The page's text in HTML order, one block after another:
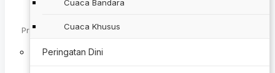
Cuaca Bandara
Cuaca Khusus
Peringatan Dini
Prakiraan awal musim, analisa curah hujan, prakiraan hujan